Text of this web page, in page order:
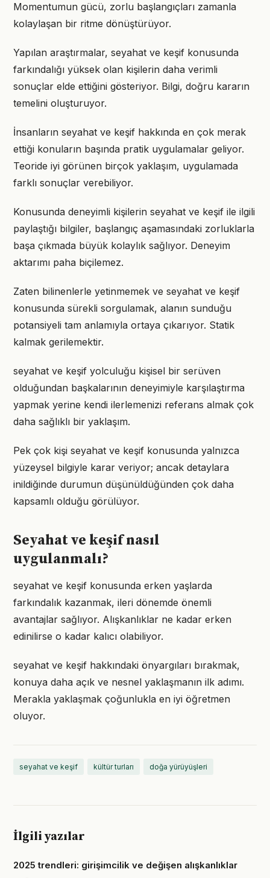
Momentumun gücü, zorlu başlangıçları zamanla
kolaylaşan bir ritme dönüştürüyor.
Yapılan araştırmalar, seyahat ve keşif konusunda
farkındalığı yüksek olan kişilerin daha verimli
sonuçlar elde ettiğini gösteriyor. Bilgi, doğru kararın
temelini oluşturuyor.
İnsanların seyahat ve keşif hakkında en çok merak
ettiği konuların başında pratik uygulamalar geliyor.
Teoride iyi görünen birçok yaklaşım, uygulamada
farklı sonuçlar verebiliyor.
Konusunda deneyimli kişilerin seyahat ve keşif ile ilgili
paylaştığı bilgiler, başlangıç aşamasındaki zorluklarla
başa çıkmada büyük kolaylık sağlıyor. Deneyim
aktarımı paha biçilemez.
Zaten bilinenlerle yetinmemek ve seyahat ve keşif
konusunda sürekli sorgulamak, alanın sunduğu
potansiyeli tam anlamıyla ortaya çıkarıyor. Statik
kalmak gerilemektir.
seyahat ve keşif yolculuğu kişisel bir serüven
olduğundan başkalarının deneyimiyle karşılaştırma
yapmak yerine kendi ilerlemenizi referans almak çok
daha sağlıklı bir yaklaşım.
Pek çok kişi seyahat ve keşif konusunda yalnızca
yüzeysel bilgiyle karar veriyor; ancak detaylara
inildiğinde durumun düşünüldüğünden çok daha
kapsamlı olduğu görülüyor.
Seyahat ve keşif nasıl
uygulanmalı?
seyahat ve keşif konusunda erken yaşlarda
farkındalık kazanmak, ileri dönemde önemli
avantajlar sağlıyor. Alışkanlıklar ne kadar erken
edinilirse o kadar kalıcı olabiliyor.
seyahat ve keşif hakkındaki önyargıları bırakmak,
konuya daha açık ve nesnel yaklaşmanın ilk adımı.
Merakla yaklaşmak çoğunlukla en iyi öğretmen
oluyor.
seyahat ve keşif kültür turları doğa yürüyüşleri
İlgili yazılar
2025 trendleri: girişimcilik ve değişen alışkanlıklar